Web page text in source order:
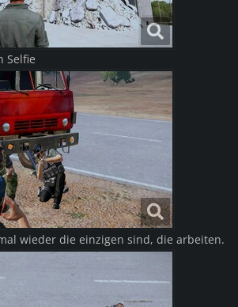
Selfie
wieder die einzigen sind, die arbeiten.